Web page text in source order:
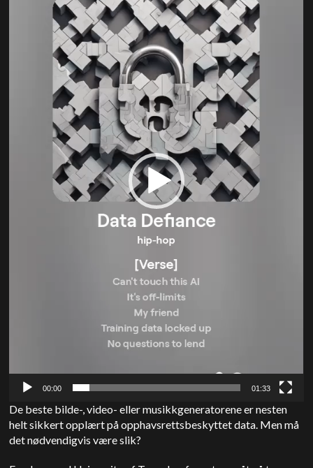
00:00 01:33
De beste bilde-, video- eller musikkgeneratorene er nesten
helt sikkert opplært på opphavsrettsbeskyttet data. Men må
det nødvendigvis være slik?